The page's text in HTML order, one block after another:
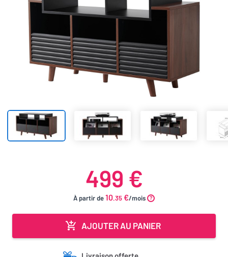
499 €
À partir de10.35 €/mois
AJOUTER AU PANIER